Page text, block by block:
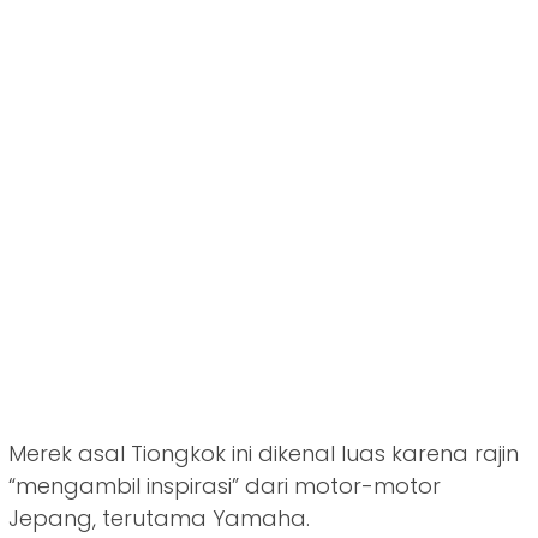
Merek asal Tiongkok ini dikenal luas karena rajin
“mengambil inspirasi” dari motor-motor
Jepang, terutama Yamaha.